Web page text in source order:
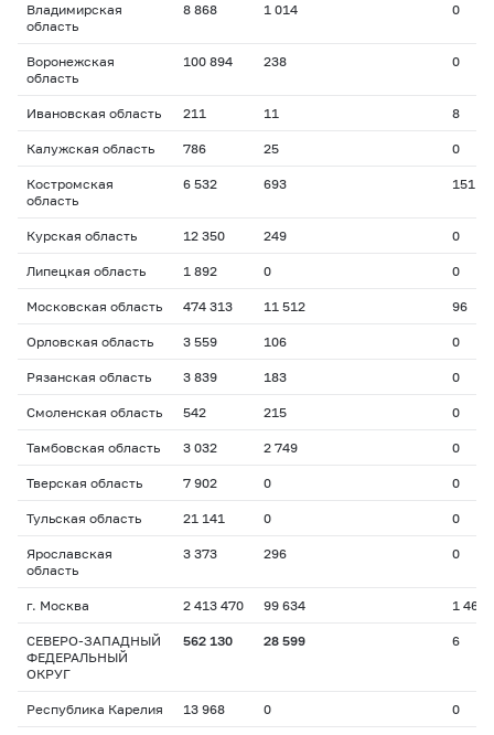
Владимирская
область
8 868 1 014 0
Воронежская
область
100 894 238 0
Ивановская область 211 11 8
Калужская область 786 25 0
Костромская
область
6 532 693 151
Курская область 12 350 249 0
Липецкая область 1 892 0 0
Московская область 474 313 11 512 96
Орловская область 3 559 106 0
Рязанская область 3 839 183 0
Смоленская область 542 215 0
Тамбовская область 3 032 2 749 0
Тверская область 7 902 0 0
Тульская область 21 141 0 0
Ярославская
область
3 373 296 0
г. Москва 2 413 470 99 634 1 467
СЕВЕРО-ЗАПАДНЫЙ
ФЕДЕРАЛЬНЫЙ
ОКРУГ
562 130 28 599 6
Республика Карелия 13 968 0 0